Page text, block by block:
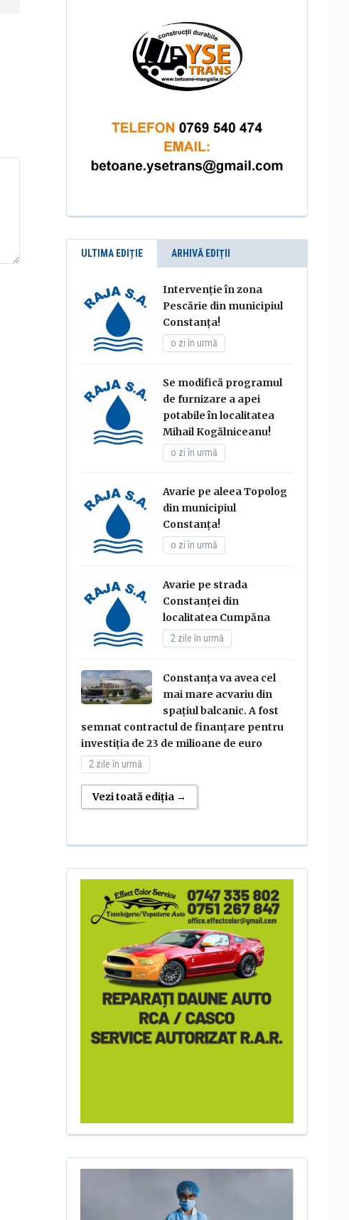
ULTIMA EDIȚIE ARHIVĂ EDIȚII
Intervenție în zona
Pescărie din municipiul
Constanța!
o zi în urmă
Se modifică programul
de furnizare a apei
potabile în localitatea
Mihail Kogălniceanu!
o zi în urmă
Avarie pe aleea Topolog
din municipiul
Constanța!
o zi în urmă
Avarie pe strada
Constanței din
localitatea Cumpăna
2 zile în urmă
Constanța va avea cel
mai mare acvariu din
spațiul balcanic. A fost
semnat contractul de finanțare pentru
investiția de 23 de milioane de euro
2 zile în urmă
Vezi toată ediția →